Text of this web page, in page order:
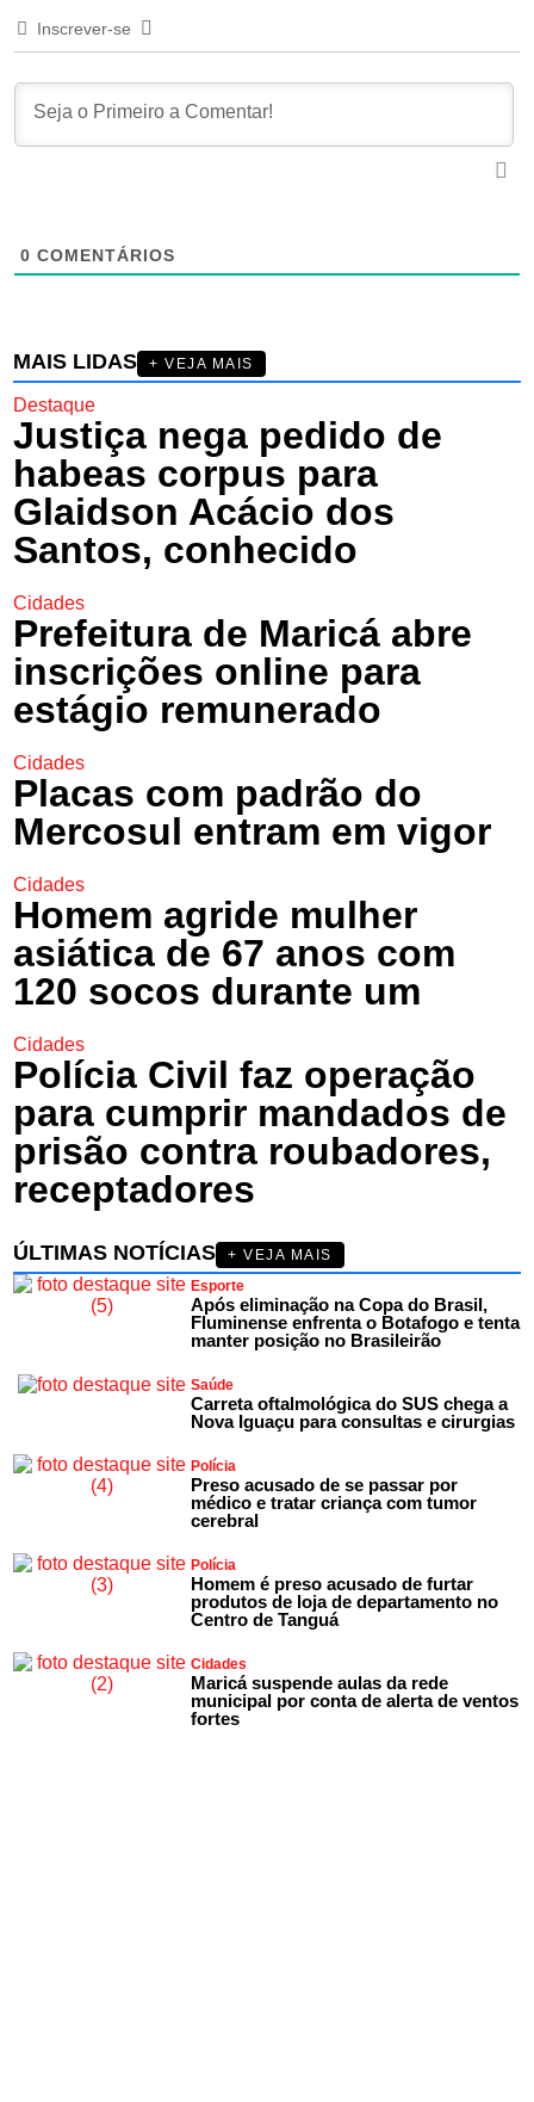
Inscrever-se
0 COMENTÁRIOS
MAIS LIDAS + VEJA MAIS
Destaque
Justiça nega pedido de
habeas corpus para
Glaidson Acácio dos
Santos, conhecido
Cidades
Prefeitura de Maricá abre
inscrições online para
estágio remunerado
Cidades
Placas com padrão do
Mercosul entram em vigor
Cidades
Homem agride mulher
asiática de 67 anos com
120 socos durante um
Cidades
Polícia Civil faz operação
para cumprir mandados de
prisão contra roubadores,
receptadores
ÚLTIMAS NOTÍCIAS
+ VEJA MAIS
Esporte
Após eliminação na Copa do Brasil,
Fluminense enfrenta o Botafogo e tenta
manter posição no Brasileirão
Saúde
Carreta oftalmológica do SUS chega a
Nova Iguaçu para consultas e cirurgias
Polícia
Preso acusado de se passar por
médico e tratar criança com tumor
cerebral
Polícia
Homem é preso acusado de furtar
produtos de loja de departamento no
Centro de Tanguá
Cidades
Maricá suspende aulas da rede
municipal por conta de alerta de ventos
fortes